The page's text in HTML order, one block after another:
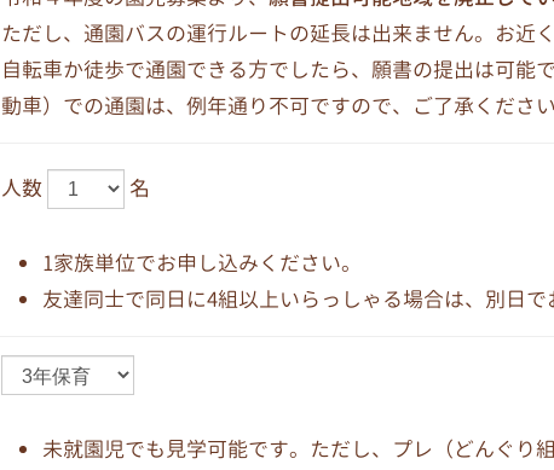
ただし、通園バスの運行ルートの延長は出来ません。お近
自転車か徒歩で通園できる方でしたら、願書の提出は可能
動車）での通園は、例年通り不可ですので、ご了承ください
人数 名
1家族単位でお申し込みください。
友達同士で同日に4組以上いらっしゃる場合は、別日で
未就園児でも見学可能です。ただし、プレ（どんぐり